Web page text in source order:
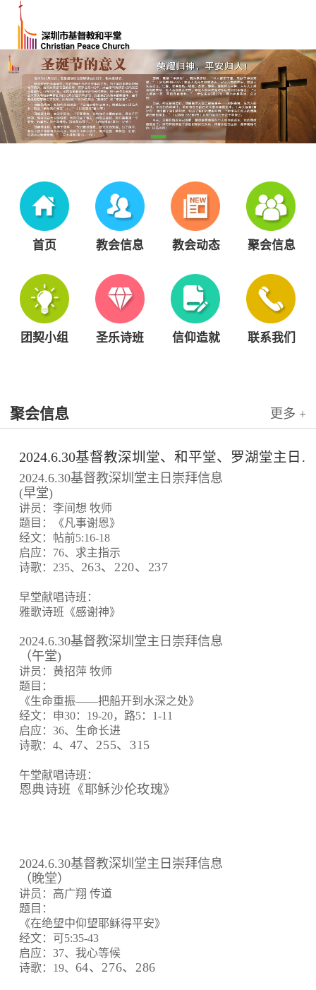
首页 教会信息 教会动态 聚会信息
团契小组 圣乐诗班 信仰造就 联系我们
聚会信息 更多 +
2024.6.30基督教深圳堂、和平堂、罗湖堂主日崇拜信息
2024.6.30基督教深圳堂主日崇拜信息
(早堂)
讲员：李间想 牧师
题目：《凡事谢恩》
经文：帖前5:16-18
启应：76、求主指示
诗歌：235、 263、220、237
早堂献唱诗班：
雅歌诗班《感谢神》
2024.6.30基督教深圳堂主日崇拜信息
（午堂)
讲员：黄招萍 牧师
题目：
《生命重振——把船开到水深之处》
经文：申30：19-20，路5：1-11
启应：36、生命长进
诗歌：4、 47、255、315
午堂献唱诗班：
恩典诗班《耶稣沙伦玫瑰》
2024.6.30基督教深圳堂主日崇拜信息
（晚堂）
讲员：高广翔 传道
题目：
《在绝望中仰望耶稣得平安》
经文：可5:35-43
启应：37、我心等候
诗歌：19、 64、 276、 286